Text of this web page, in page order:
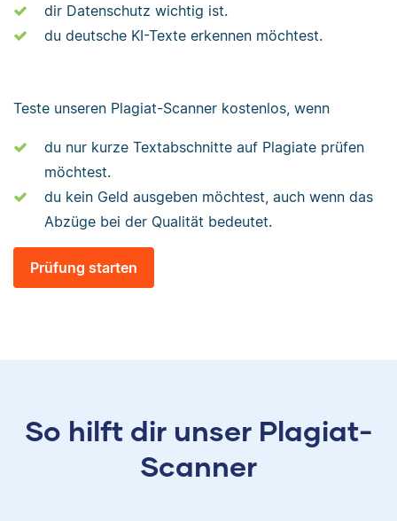
dir Datenschutz wichtig ist.
du deutsche KI-Texte erkennen möchtest.
Teste unseren Plagiat-Scanner kostenlos, wenn
du nur kurze Textabschnitte auf Plagiate prüfen
möchtest.
du kein Geld ausgeben möchtest, auch wenn das
Abzüge bei der Qualität bedeutet.
Prüfung starten
So hilft dir unser Plagiat-
Scanner